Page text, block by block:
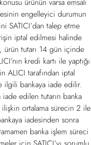
engelleyici durumun
SATICI’dan talep etme
iptal edilmesi halinde
ürün tutarı 14 gün içinde
kredi kartı ile yaptığı
ALICI tarafından iptal
ilgili bankaya iade edilir.
iade edilen tutarın banka
ilişkin ortalama sürecin 2 ile
iadesinden sonra
banka işlem süreci